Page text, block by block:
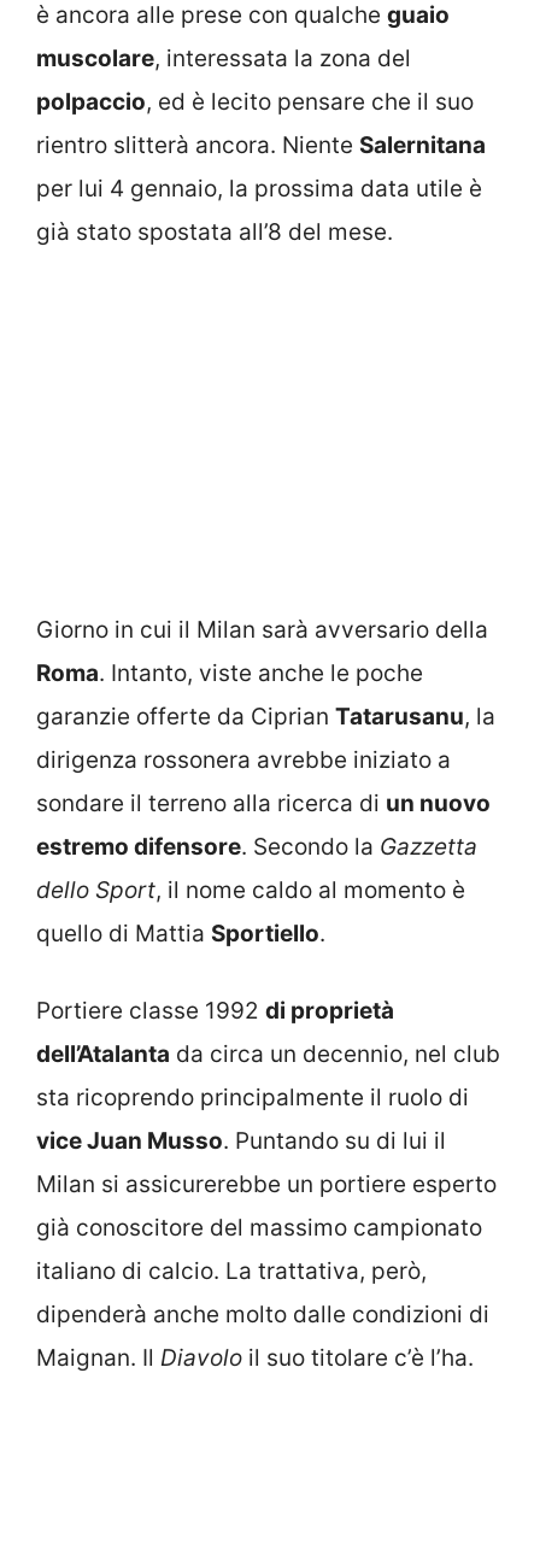
è ancora alle prese con qualche guaio
muscolare, interessata la zona del
polpaccio, ed è lecito pensare che il suo
rientro slitterà ancora. Niente Salernitana
per lui 4 gennaio, la prossima data utile è
già stato spostata all’8 del mese.
Giorno in cui il Milan sarà avversario della
Roma. Intanto, viste anche le poche
garanzie offerte da Ciprian Tatarusanu, la
dirigenza rossonera avrebbe iniziato a
sondare il terreno alla ricerca di un nuovo
estremo difensore. Secondo la Gazzetta
dello Sport, il nome caldo al momento è
quello di Mattia Sportiello.
Portiere classe 1992 di proprietà
dell’Atalanta da circa un decennio, nel club
sta ricoprendo principalmente il ruolo di
vice Juan Musso. Puntando su di lui il
Milan si assicurerebbe un portiere esperto
già conoscitore del massimo campionato
italiano di calcio. La trattativa, però,
dipenderà anche molto dalle condizioni di
Maignan. Il Diavolo il suo titolare c’è l’ha.